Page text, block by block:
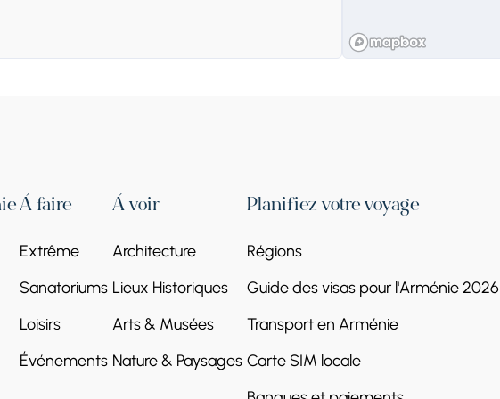
aimé, puis elle se transforme en pierre.
c’est pourquoi la cascade porte le nom
À faire
Extrême
Sanatoriums
Loisirs
Événements
À voir
Architecture
Lieux Historiques
Arts & Musées
Nature & Paysages
Planifiez votre voyage
Régions
Guide des visas pour l'Arménie 2026
Transport en Arménie
Carte SIM locale